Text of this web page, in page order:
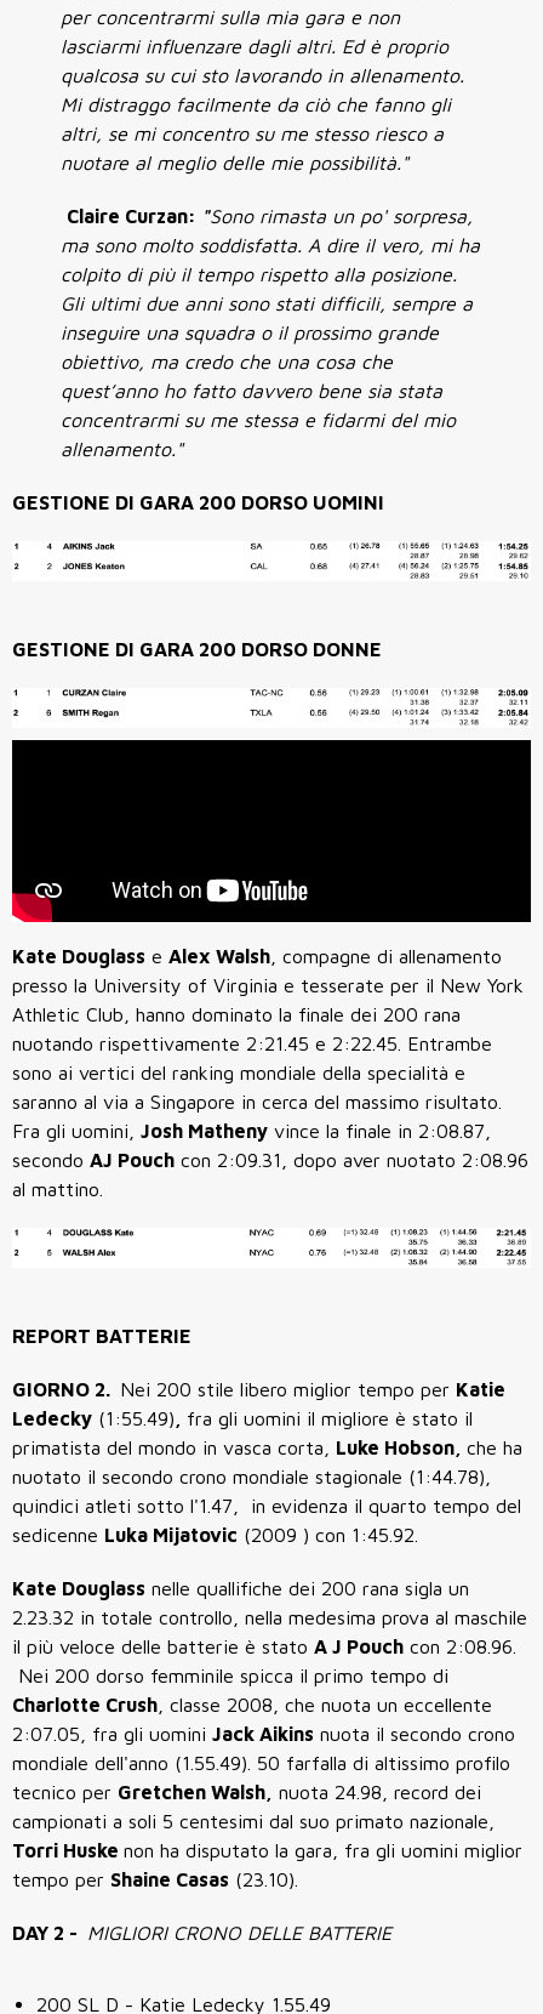
per concentrarmi sulla mia gara e non
lasciarmi influenzare dagli altri. Ed è proprio
qualcosa su cui sto lavorando in allenamento.
Mi distraggo facilmente da ciò che fanno gli
altri, se mi concentro su me stesso riesco a
nuotare al meglio delle mie possibilità."
Claire Curzan: "Sono rimasta un po' sorpresa,
ma sono molto soddisfatta. A dire il vero, mi ha
colpito di più il tempo rispetto alla posizione.
Gli ultimi due anni sono stati difficili, sempre a
inseguire una squadra o il prossimo grande
obiettivo, ma credo che una cosa che
quest’anno ho fatto davvero bene sia stata
concentrarmi su me stessa e fidarmi del mio
allenamento."
GESTIONE DI GARA 200 DORSO UOMINI
GESTIONE DI GARA 200 DORSO DONNE
Kate Douglass e Alex Walsh , compagne di allenamento
presso la University of Virginia e tesserate per il New York
Athletic Club , hanno dominato la finale dei 200 rana
nuotando rispettivamente 2:21.45 e 2:22.45. Entrambe
sono ai vertici del ranking mondiale della specialità e
saranno al via a Singapore in cerca del massimo risultato.
Fra gli uomini, Josh Matheny vince la finale in 2:08.87,
secondo AJ Pouch con 2:09.31, dopo aver nuotato 2:08.96
al mattino.
REPORT BATTERIE
GIORNO 2. Nei 200 stile libero miglior tempo per Katie
Ledecky (1:55.49)
fra gli uomini il migliore è stato il
primatista del mondo in vasca corta, Luke Hobson, che ha
nuotato il secondo crono mondiale stagionale (1:44.78),
quindici atleti sotto l'1.47, in evidenza il quarto tempo del
sedicenne Luka Mijatovic (2009 ) con 1:45.92.
Kate Douglass nelle quallifiche dei 200 rana sigla un
2.23.32 in totale controllo, nella medesima prova al maschile
il più veloce delle batterie è stato A J Pouch con 2:08.96.
Nei 200 dorso femminile spicca il primo tempo di
Charlotte Crush , classe 2008, che nuota un eccellente
2:07.05, fra gli uomini Jack Aikins nuota il secondo crono
mondiale dell'anno (1.55.49). 50 farfalla di altissimo profilo
tecnico per Gretchen Walsh,
nuota 24.98, record dei
campionati a soli 5 centesimi dal suo primato nazionale,
Torri Huske non ha disputato la gara, fra gli uomini miglior
tempo per Shaine Casas (23.10).
DAY 2 - MIGLIORI CRONO DELLE BATTERIE
200 SL D - Katie Ledecky 1.55.49